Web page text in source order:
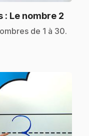
Le nombre 2
de 1 à 30.